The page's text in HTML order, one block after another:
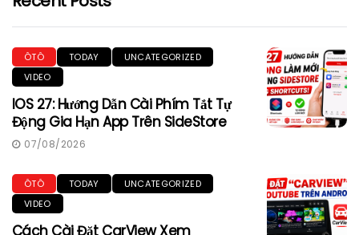
ÔTÔ TODAY
UNCATEGORIZED
VIDEO
IOS 27: Hướng Dẫn Cài Phím Tắt Tự
Động Gia Hạn App Trên SideStore
07/08/2026
ÔTÔ TODAY
UNCATEGORIZED
VIDEO
Cách Cài Đặt CarView Xem